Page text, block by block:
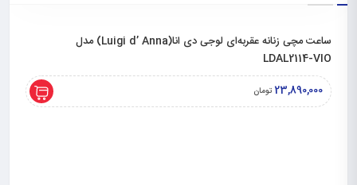
ساعت مچی زنانه عقربه‌ای لوجی دی انا(Luigi d’ Anna) مدل
LDAL2114-VIO
23,890,000 تومان